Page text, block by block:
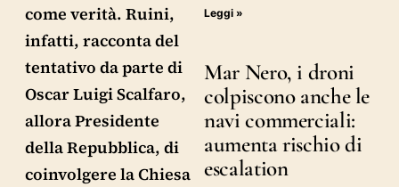
come verità. Ruini,
infatti, racconta del
tentativo da parte di
Oscar Luigi Scalfaro,
allora Presidente
della Repubblica, di
coinvolgere la Chiesa
Leggi »
Mar Nero, i droni
colpiscono anche le
navi commerciali:
aumenta rischio di
escalation